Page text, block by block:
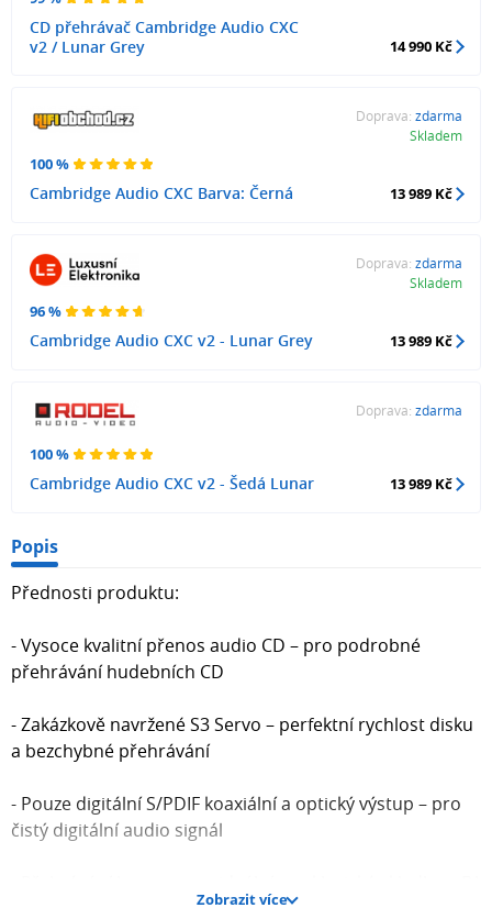
CD přehrávač Cambridge Audio CXC
v2 / Lunar Grey
14 990 Kč
100 %
Cambridge Audio CXC Barva: Černá
Doprava: zdarma
Skladem
13 989 Kč
96 %
Cambridge Audio CXC v2 - Lunar Grey
Doprava: zdarma
Skladem
13 989 Kč
100 %
Cambridge Audio CXC v2 - Šedá Lunar
Doprava: zdarma
13 989 Kč
Popis
Přednosti produktu:
- Vysoce kvalitní přenos audio CD – pro podrobné
přehrávání hudebních CD
- Zakázkově navržené S3 Servo – perfektní rychlost disku
a bezchybné přehrávání
- Pouze digitální S/PDIF koaxiální a optický výstup – pro
čistý digitální audio signál
Zobrazit více